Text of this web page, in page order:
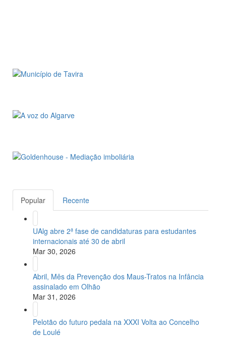
Popular Recente
UAlg abre 2ª fase de candidaturas para estudantes
internacionais até 30 de abril
Mar 30, 2026
Abril, Mês da Prevenção dos Maus-Tratos na Infância
assinalado em Olhão
Mar 31, 2026
Pelotão do futuro pedala na XXXI Volta ao Concelho
de Loulé